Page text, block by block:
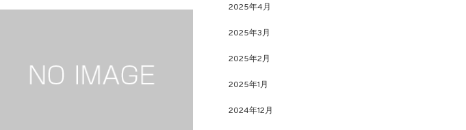
2025年4月
2025年3月
2025年2月
2025年1月
2024年12月